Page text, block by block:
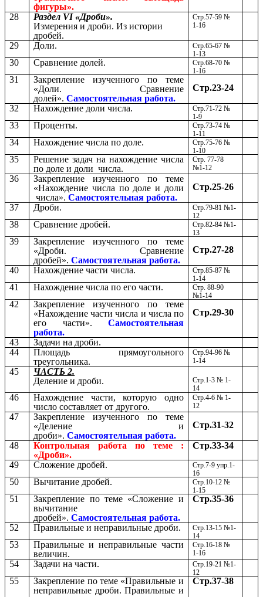
фигуры».
28
Раздел VI «Дроби».
Измерения и дроби. Из истории
дробей.
Стр.57-59 №
1-16
29 Доли.
Стр.65-67 №
1-13
30 Сравнение долей.
Стр.68-70 №
1-16
31
Закрепление изученного по теме
«Доли. Сравнение
долей». Самостоятельная работа.
Стр.23-24
32 Нахождение доли числа.
Стр.71-72 №
1-9
33 Проценты.
Стр.73-74 №
1-11
34 Нахождение числа по доле.
Стр.75-76 №
1-10
35
Решение задач на нахождение числа
по доле и доли числа.
Стр. 77-78
№1-12
36
Закрепление изученного по теме
«Нахождение числа по доле и доли
числа». Самостоятельная работа.
Стр.25-26
37 Дроби.
Стр.79-81 №1-
12
38 Сравнение дробей.
Стр.82-84 №1-
13
39
Закрепление изученного по теме
«Дроби. Сравнение
дробей». Самостоятельная работа.
Стр.27-28
40 Нахождение части числа.
Стр.85-87 №
1-14
41 Нахождение числа по его части.
Стр. 88-90
№1-14
42
Закрепление изученного по теме
«Нахождение части числа и числа по
его части».
Самостоятельная
работа.
Стр.29-30
43
Задачи на дроби.
44
Площадь прямоугольного
треугольника.
Стр.94-96 №
1-14
45
ЧАСТЬ 2.
Деление и дроби.
Стр.1-3 № 1-
14
46
Нахождение части, которую одно
число составляет от другого.
Стр.4-6 № 1-
12
47
Закрепление изученного по теме
«Деление и
дроби». Самостоятельная работа.
Стр.31-32
48
Контрольная работа по теме :
«Дроби».
Стр.33-34
49
Сложение дробей.
Стр.7-9 упр.1-
16
50 Вычитание дробей.
Стр.10-12 №
1-15
51
Закрепление по теме «Сложение и
вычитание
дробей». Самостоятельная работа.
Стр.35-36
52 Правильные и неправильные дроби.
Стр.13-15 №1-
14
53
Правильные и неправильные части
величин.
Стр.16-18 №
1-16
54 Задачи на части.
Стр.19-21 №1-
12
55
Закрепление по теме «Правильные и
неправильные дроби. Правильные и
Стр.37-38